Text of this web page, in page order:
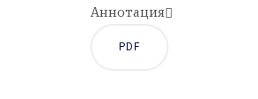
Аннотация
PDF